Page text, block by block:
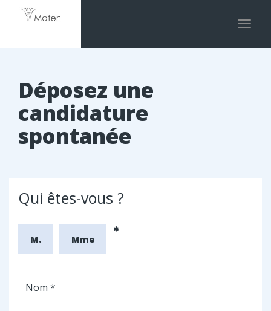
Toggle
Déposez une
candidature
spontanée
Qui êtes-vous ?
M. Mme